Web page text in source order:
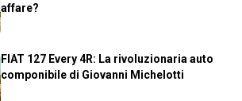
affare?
FIAT 127 Every 4R: La rivoluzionaria auto
componibile di Giovanni Michelotti